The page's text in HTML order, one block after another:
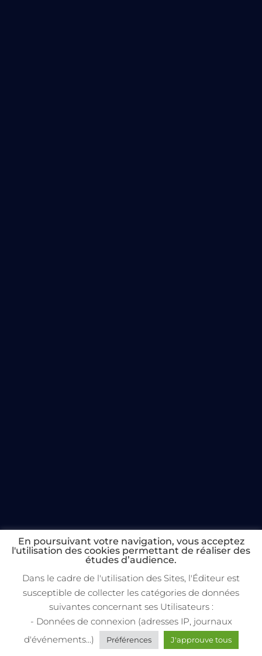
En poursuivant votre navigation, vous acceptez
l'utilisation des cookies permettant de réaliser des
études d’audience.
Dans le cadre de l'utilisation des Sites, l'Éditeur est
susceptible de collecter les catégories de données
suivantes concernant ses Utilisateurs :
- Données de connexion (adresses IP, journaux
d'événements...)
Préférences J'approuve tous